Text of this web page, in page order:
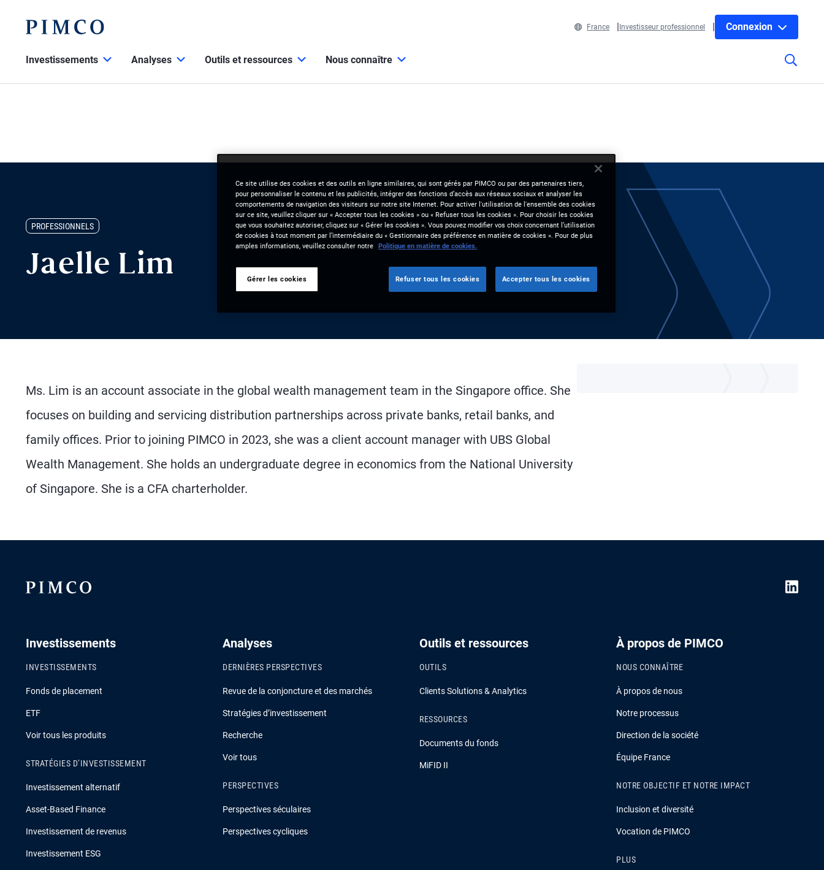
France Investisseur professionnel Connexion
Investissements Analyses Outils et ressources Nous connaître
PROFESSIONNELS
Jaelle Lim
Ms. Lim is an account associate in the global wealth management team in the Singapore office. She
focuses on building and servicing distribution partnerships across private banks, retail banks, and
family offices. Prior to joining PIMCO in 2023, she was a client account manager with UBS Global
Wealth Management. She holds an undergraduate degree in economics from the National University
of Singapore. She is a CFA charterholder.
Investissements
INVESTISSEMENTS
Fonds de placement
ETF
Voir tous les produits
STRATÉGIES D’INVESTISSEMENT
Investissement alternatif
Asset-Based Finance
Investissement de revenus
Investissement ESG
Analyses
DERNIÈRES PERSPECTIVES
Revue de la conjoncture et des marchés
Stratégies d’investissement
Recherche
Voir tous
PERSPECTIVES
Perspectives séculaires
Perspectives cycliques
Outils et ressources
OUTILS
Clients Solutions & Analytics
RESSOURCES
Documents du fonds
MiFID II
À propos de PIMCO
NOUS CONNAÎTRE
À propos de nous
Notre processus
Direction de la société
Équipe France
NOTRE OBJECTIF ET NOTRE IMPACT
Inclusion et diversité
Vocation de PIMCO
PLUS
Ce site utilise des cookies et des outils en ligne similaires, qui sont gérés par PIMCO ou par des partenaires tiers,
pour personnaliser le contenu et les publicités, intégrer des fonctions d’accès aux réseaux sociaux et analyser les
comportements de navigation des visiteurs sur notre site Internet. Pour activer l'utilisation de l'ensemble des cookies
sur ce site, veuillez cliquer sur « Accepter tous les cookies » ou « Refuser tous les cookies ». Pour choisir les cookies
que vous souhaitez autoriser, cliquez sur « Gérer les cookies ». Vous pouvez modifier vos choix concernant l’utilisation
de cookies à tout moment par l’intermédiaire du « Gestionnaire des préférence en matière de cookies ». Pour de plus
amples informations, veuillez consulter notre Politique en matière de cookies.
Gérer les cookies Refuser tous les cookies Accepter tous les cookies